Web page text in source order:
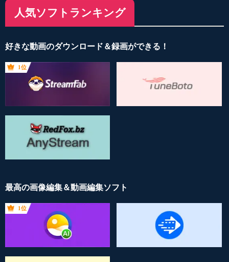
人気ソフトランキング
好きな動画のダウンロード＆録画ができる！
1位
最高の画像編集＆動画編集ソフト
1位